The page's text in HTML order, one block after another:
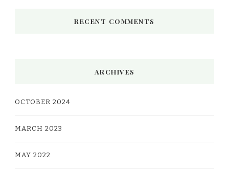
RECENT COMMENTS
ARCHIVES
OCTOBER 2024
MARCH 2023
MAY 2022